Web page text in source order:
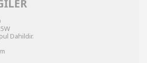
Dahildir.